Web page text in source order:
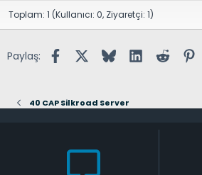
Toplam: 1 (Kullanıcı: 0, Ziyaretçi: 1)
Paylaş: FacebookX (Twitter)
BlueskyLinkedInReddit
40 CAP Silkroad Server